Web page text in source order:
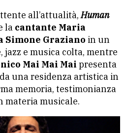
all’attualità,Human
la cantante Maria
Simone Graziano in un
e musica colta, mentre
Mai Mai Mai presenta
una residenza artistica in
memoria, testimonianza
materia musicale.